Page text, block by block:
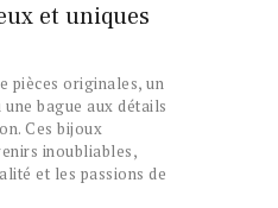
et uniques
pièces originales, un
bague aux détails
Ces bijoux
inoubliables,
et les passions de